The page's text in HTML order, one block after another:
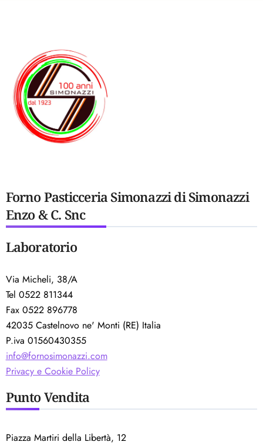
Forno Pasticceria Simonazzi di Simonazzi
Enzo & C. Snc
Laboratorio
Via Micheli, 38/A
Tel 0522 811344
Fax 0522 896778
42035 Castelnovo ne' Monti (RE) Italia
P.iva 01560430355
info@fornosimonazzi.com
Privacy e Cookie Policy
Punto Vendita
Piazza Martiri della Libertà, 12